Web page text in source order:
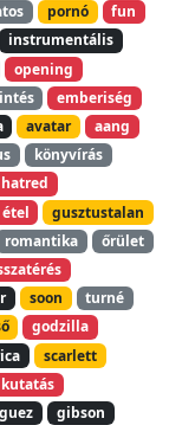
pornó
fun
instrumentális
opening
emberiség
avatar
aang
könyvírás
hatred
étel
gusztustalan
romantika
őrület
soon
turné
godzilla
scarlett
kutatás
gibson